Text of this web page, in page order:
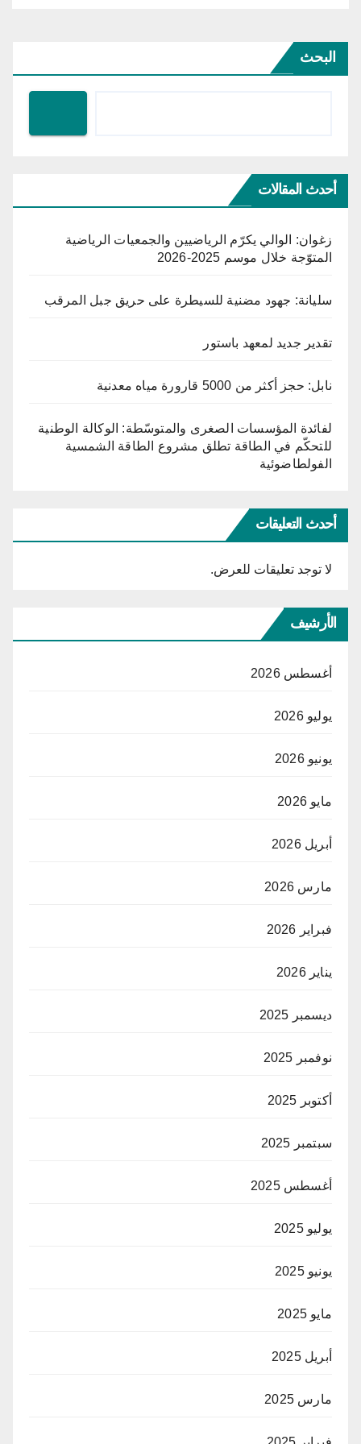
البحث
أحدث المقالات
زغوان: الوالي يكرّم الرياضيين والجمعيات الرياضية
المتوّجة خلال موسم 2025-2026
سليانة: جهود مضنية للسيطرة على حريق جبل المرقب
تقدير جديد لمعهد باستور
نابل: حجز أكثر من 5000 قارورة مياه معدنية
لفائدة المؤسسات الصغرى والمتوسّطة: الوكالة الوطنية
للتحكّم في الطاقة تطلق مشروع الطاقة الشمسية
الفولطاضوئية
أحدث التعليقات
لا توجد تعليقات للعرض.
الأرشيف
أغسطس 2026
يوليو 2026
يونيو 2026
مايو 2026
أبريل 2026
مارس 2026
فبراير 2026
يناير 2026
ديسمبر 2025
نوفمبر 2025
أكتوبر 2025
سبتمبر 2025
أغسطس 2025
يوليو 2025
يونيو 2025
مايو 2025
أبريل 2025
مارس 2025